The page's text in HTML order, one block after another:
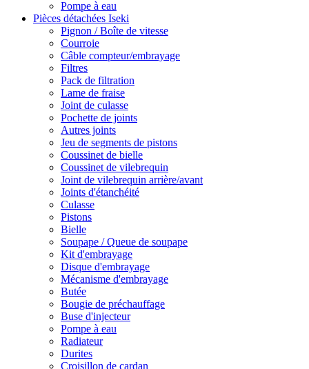
Pompe à eau
Pièces détachées Iseki
Pignon / Boîte de vitesse
Courroie
Câble compteur/embrayage
Filtres
Pack de filtration
Lame de fraise
Joint de culasse
Pochette de joints
Autres joints
Jeu de segments de pistons
Coussinet de bielle
Coussinet de vilebrequin
Joint de vilebrequin arrière/avant
Joints d'étanchéité
Culasse
Pistons
Bielle
Soupape / Queue de soupape
Kit d'embrayage
Disque d'embrayage
Mécanisme d'embrayage
Butée
Bougie de préchauffage
Buse d'injecteur
Pompe à eau
Radiateur
Durites
Croisillon de cardan